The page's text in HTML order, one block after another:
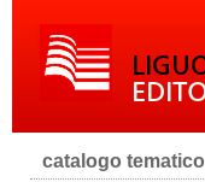
catalogo tematico